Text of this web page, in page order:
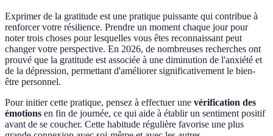
Exprimer de la gratitude est une pratique puissante qui contribue à
renforcer votre résilience. Prendre un moment chaque jour pour
noter trois choses pour lesquelles vous êtes reconnaissant peut
changer votre perspective. En 2026, de nombreuses recherches ont
prouvé que la gratitude est associée à une diminution de l'anxiété et
de la dépression, permettant d'améliorer significativement le bien-
être personnel.
Pour initier cette pratique, pensez à effectuer une vérification des
émotions en fin de journée, ce qui aide à établir un sentiment positif
avant de se coucher. Cette habitude régulière favorise une plus